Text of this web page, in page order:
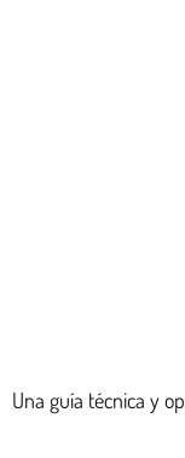
Una guía técnica y